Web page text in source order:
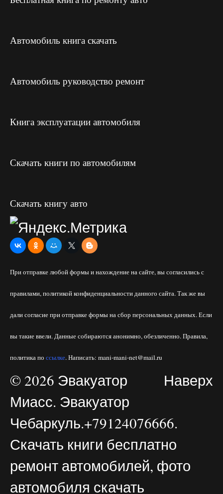
Автомобиль книга скачать
Автомобиль руководство ремонт
Книга эксплуатации автомобиля
Скачать книги по автомобилям
Скачать книгу авто
При отправке любой формы и нахождение на сайте, вы согласились с
правилами, политикой конфиденциальности данного сайта. Так же вы
дали согласие при отправке формы на сбор персональных данных. Если
вы такие ввели. Данные собираются анонимно, обезличенно. Правила,
политика по ссылке. Написать: mani-mani-net@mail.ru
Наверх
© 2026 Эвакуатор
Миасс. Эвакуатор
Чебаркуль.+79124076666.
Скачать книги бесплатно
ремонт автомобилей, фото
автомобиля скачать